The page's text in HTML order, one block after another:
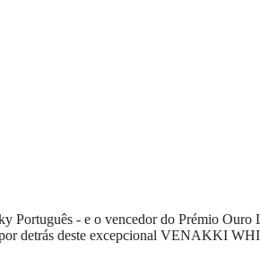
- e o vencedor do Prémio Ouro
por detrás deste excepcional VENAKKI